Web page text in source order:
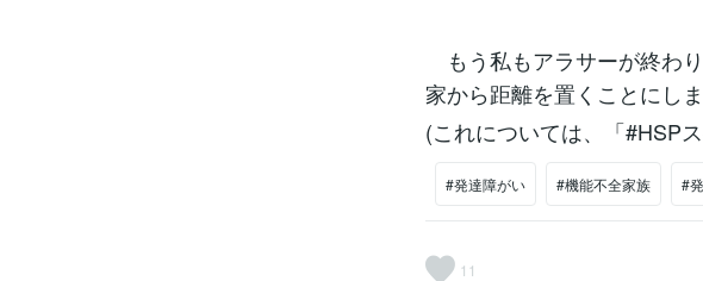
もう私もアラサーが終わ
家から距離を置くことにしま
(これについては、「#HSP
#発達障がい #機能不全家族 #
11